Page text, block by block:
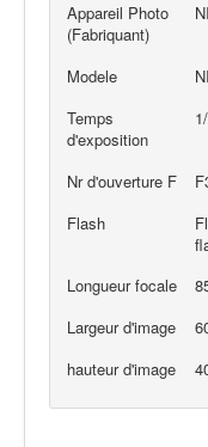
Appareil Photo
(Fabriquant)
Modele
Temps
d'exposition
Nr d'ouverture F
Flash
Longueur focale
Largeur d'image
hauteur d'image